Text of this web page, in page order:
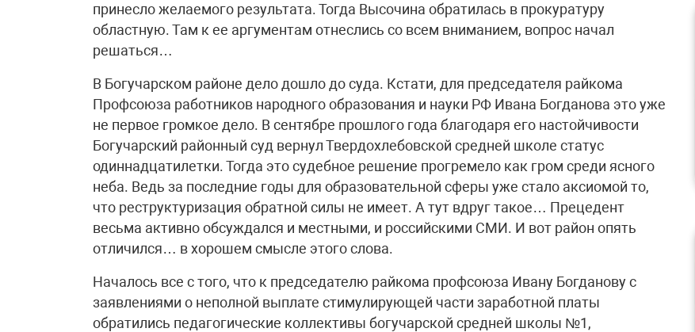
принесло желаемого результата. Тогда Высочина обратилась в прокуратуру
областную. Там к ее аргументам отнеслись со всем вниманием, вопрос начал
решаться…
В Богучарском районе дело дошло до суда. Кстати, для председателя райкома
Профсоюза работников народного образования и науки РФ Ивана Богданова это уже
не первое громкое дело. В сентябре прошлого года благодаря его настойчивости
Богучарский районный суд вернул Твердохлебовской средней школе статус
одиннадцатилетки. Тогда это судебное решение прогремело как гром среди ясного
неба. Ведь за последние годы для образовательной сферы уже стало аксиомой то,
что реструктуризация обратной силы не имеет. А тут вдруг такое… Прецедент
весьма активно обсуждался и местными, и российскими СМИ. И вот район опять
отличился… в хорошем смысле этого слова.
Началось все с того, что к председателю райкома профсоюза Ивану Богданову с
заявлениями о неполной выплате стимулирующей части заработной платы
обратились педагогические коллективы богучарской средней школы №1,